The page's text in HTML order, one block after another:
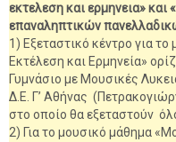
εκτελεση και ερμηνεια»
επαναληπτικών
1) Εξεταστικό κέντρο για
Εκτέλεση και Ερμηνεία»
Γυμνάσιο με Μουσικές
Δ.Ε. Γ’ Αθήνας
στο οποίο θα εξεταστούν
2) Για το μουσικό μάθημα